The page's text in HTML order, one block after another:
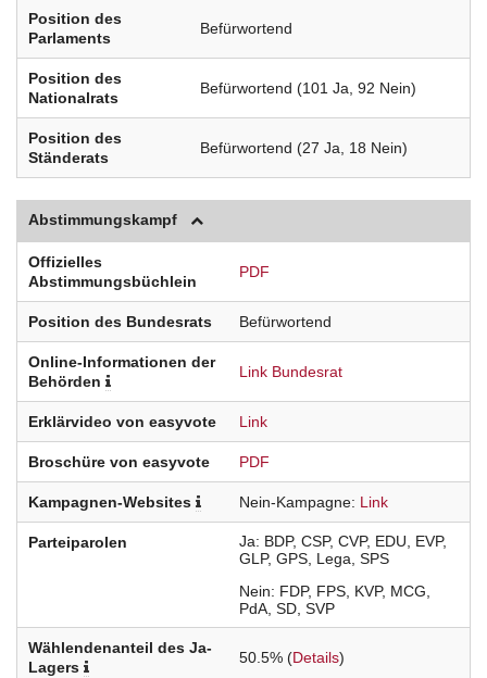
Position des
Parlaments
Befürwortend
Position des
Nationalrats
Befürwortend (101 Ja, 92 Nein)
Position des
Ständerats
Befürwortend (27 Ja, 18 Nein)
Abstimmungskampf
Offizielles
Abstimmungsbüchlein
PDF
Position des Bundesrats Befürwortend
Online-Informationen der
Behörden
Link Bundesrat
Erklärvideo von easyvote Link
Broschüre von easyvote PDF
Kampagnen-Websites Nein-Kampagne Link
Parteiparolen Ja BDP CSP CVP EDU
EVP
GLP GPS Lega SPS
Nein
FDP FPS KVP MCG
PdA SD SVP
Wählendenanteil des Ja-
Lagers
50.5% (Details)